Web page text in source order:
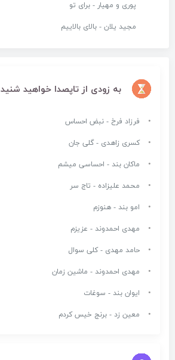
پوری و مهیار - برای تو
مجید یلان - بالای بالاییم
به زودی از تاپصدا خواهید شنید
فرزاد فرخ - نبض احساس
کسری زاهدی - گلی جان
ماکان بند - احساسی میشم
محمد علیزاده - تاج سر
امو بند - هنوزم
مهدی احمدوند - عزیزم
حامد مهدی - کلی سوال
مهدی احمدوند - ماشین زمان
ایوان بند - سوغات
معین زد - برنج خیس کردم